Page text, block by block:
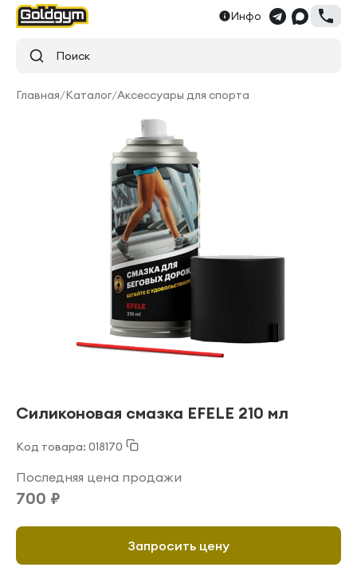
Инфо
Поиск
Главная/Каталог/Аксессуары для спорта
Силиконовая смазка EFELE 210 мл
Код товара: 018170
Последняя цена продажи
700 ₽
Запросить цену